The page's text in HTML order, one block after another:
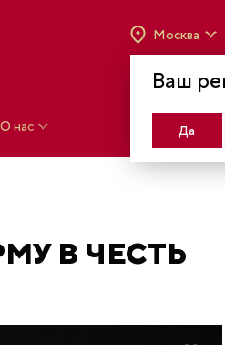
Ваш
Да
Москва
МОСКВА,
О нас
В ЧЕСТЬ